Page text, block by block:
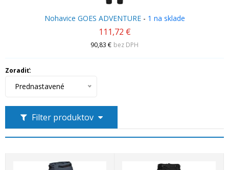
Nohavice GOES ADVENTURE- 1 na sklade
111,72 €
90,83 € bez DPH
Filter produktov
Zoradiť:
Prednastavené